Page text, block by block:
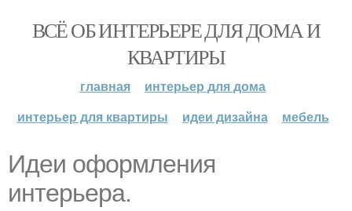
ВСЁ ОБ ИНТЕРЬЕРЕ ДЛЯ ДОМА И
КВАРТИРЫ
главная
интерьер для дома
интерьер для квартиры
идеи дизайна мебель
Идеи оформления
интерьера.